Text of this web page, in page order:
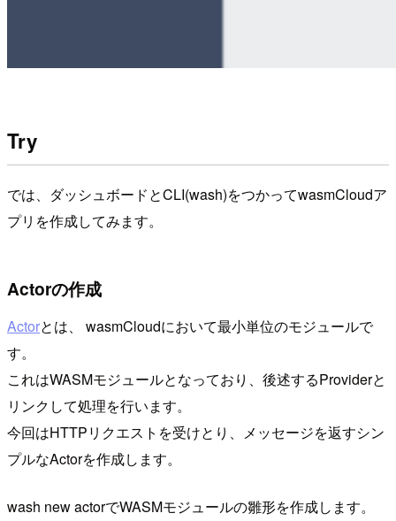
Try
では、ダッシュボードとCLI(wash)をつかってwasmCloudア
プリを作成してみます。
Actorの作成
Actorとは、 wasmCloudにおいて最小単位のモジュールで
す。
これはWASMモジュールとなっており、後述するProviderと
リンクして処理を行います。
今回はHTTPリクエストを受けとり、メッセージを返すシン
プルなActorを作成します。
wash new actorでWASMモジュールの雛形を作成します。